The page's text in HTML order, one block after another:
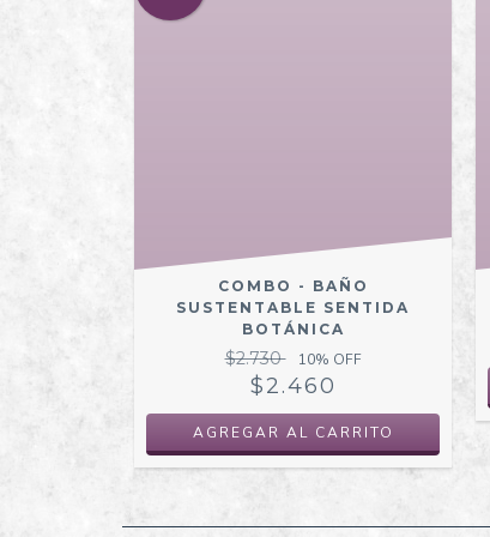
COMBO - BAÑO
SUSTENTABLE SENTIDA
BOTÁNICA
$2.730 10% OFF
$2.460